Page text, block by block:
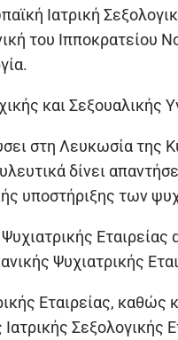
Ιατρική
του
και
στη Λευκωσία της
δίνει
υποστήριξης των
Ψυχιατρικής
Εταιρείας,